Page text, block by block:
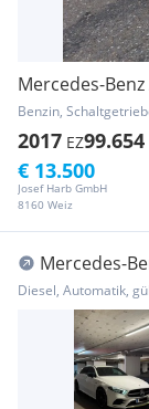
Mercedes-
Benzin,
2017 EZ99.654
Josef Harb GmbH
8160 Weiz
€ 13.500
Mercedes-
Diesel, Automatik,